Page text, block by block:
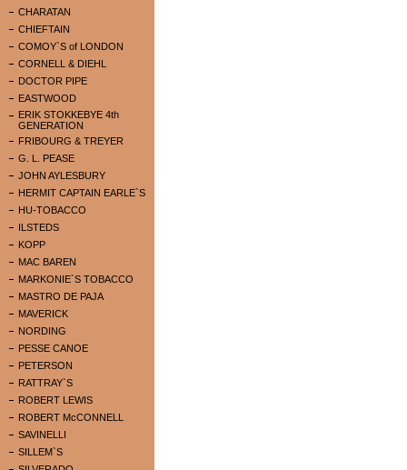
CHARATAN
CHIEFTAIN
COMOY`S of LONDON
CORNELL & DIEHL
DOCTOR PIPE
EASTWOOD
ERIK STOKKEBYE 4th
GENERATION
FRIBOURG & TREYER
G. L. PEASE
JOHN AYLESBURY
HERMIT CAPTAIN EARLE`S
HU-TOBACCO
ILSTEDS
KOPP
MAC BAREN
MARKONIE`S TOBACCO
MASTRO DE PAJA
MAVERICK
NORDING
PESSE CANOE
PETERSON
RATTRAY`S
ROBERT LEWIS
ROBERT McCONNELL
SAVINELLI
SILLEM`S